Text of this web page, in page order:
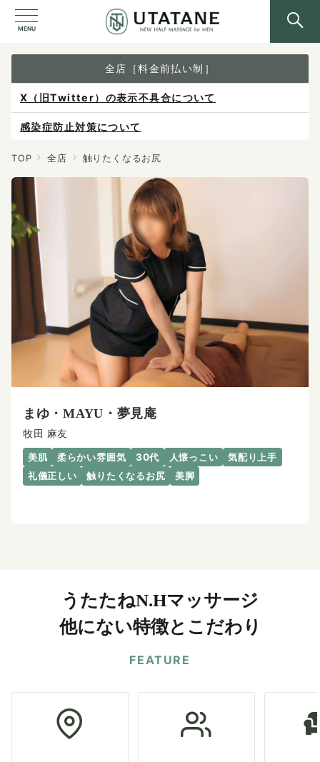
MENU
全店［料金前払い制］
X（旧Twitter）の表示不具合について
感染症防止対策について
ご予約は各店へ直接お問い合わせください。
料金は当日施術前にお支払いください。
TOP 全店 触りたくなるお尻
まゆ・MAYU・夢見庵
牧田 麻友
美肌 柔らかい雰囲気 30代 人懐っこい
気配り上手
礼儀正しい
触りたくなるお尻 美脚
うたたねN.Hマッサージ
他にない特徴とこだわり
FEATURE